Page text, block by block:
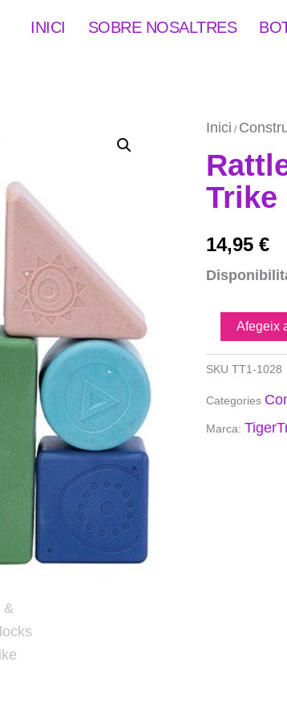
INICI SOBRE NOSALTRES
Inici /
Trike
14,95 €
quantitat
Blocks
Tiger
Afegeix
SKU TT1-1028
Categories
Marca: